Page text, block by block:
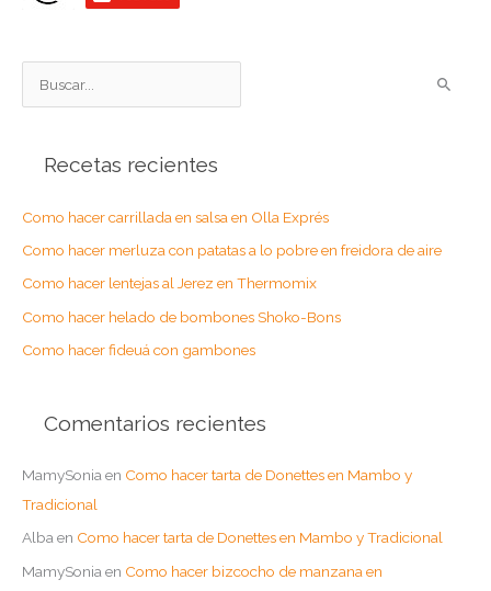
u
r
p
o
r
Recetas recientes
Como hacer carrillada en salsa en Olla Exprés
Como hacer merluza con patatas a lo pobre en freidora de aire
Como hacer lentejas al Jerez en Thermomix
Como hacer helado de bombones Shoko-Bons
Como hacer fideuá con gambones
Comentarios recientes
MamySonia en Como hacer tarta de Donettes en Mambo y
Tradicional
Albaen Como hacer tarta de Donettes en Mambo y Tradicional
MamySonia en Como hacer bizcocho de manzana en